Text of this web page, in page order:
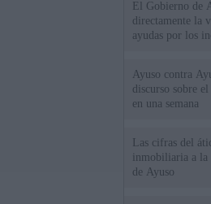
El Gobierno de
directamente la
ayudas por los
Ayuso contra
discurso sobre
en una semana
Las cifras del
inmobiliaria a la
de Ayuso